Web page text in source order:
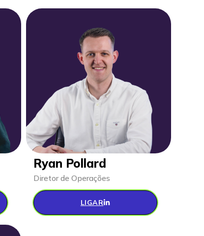
Ryan Pollard
Diretor de Operações
LIGAR